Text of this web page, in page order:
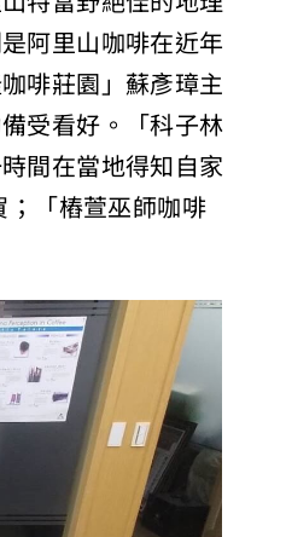
阿里山咖啡在近年
啡莊園」蘇彥璋主
受看好。「科子林
間在當地得知自家
「樁萱巫師咖啡